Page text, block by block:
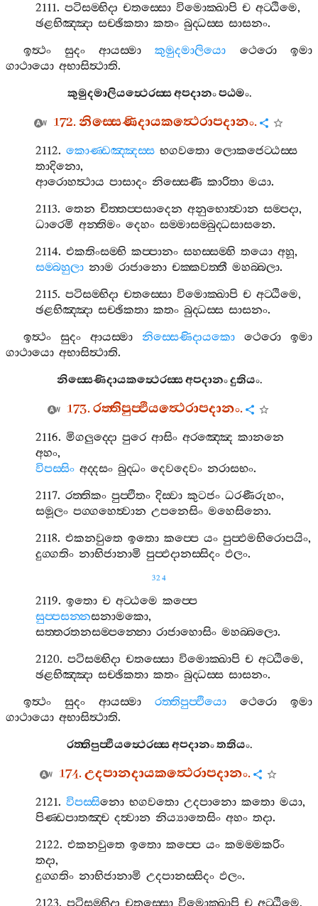
2111.පටිසම‍්භිදා චතස‍්සො විමොක‍්ඛාපි ච අට‍්ඨිමෙ,
ඡළභිඤ‍්ඤා සච‍්ඡිකතා කතං බුද‍්ධස‍්ස සාසනං.
ඉත්‍ථං
සුදං ආයස‍්මා කුමුදමාලියො ථෙරො
ඉමා
ගාථායො අභාසිත්‍ථාති.
කුමුදමාලියත්‍ථෙරස‍්සඅපදානංපඨමං.
172.නිස‍්සෙණිදායකත්‍ථෙරාපදානං.
2112.කොණ‍්ඩඤ‍්ඤස‍්ස භගවතො ලොකජෙට‍්ඨස‍්ස
තාදිනො,
ආරොහත්‍ථාය පාසාදං නිස‍්සෙණී කාරිතා මයා.
2113.තෙන චිත‍්තප‍්පසාදෙන අනුභොත්‍වාන සම‍්පදා,
ධාරෙමි අන‍්තිමං දෙහං සම‍්මාසම‍්බුද‍්ධසාසනෙ.
2114.එකතිංසම‍්භි කප‍්පානං සහස‍්සම‍්හි තයො අහූ,
සම‍්බහුලා නාම රාජානො චක‍්කවත‍්තී මහබ‍්බලා.
2115.පටිසම‍්භිදා චතස‍්සො විමොක‍්ඛාපි ච අට‍්ඨිමෙ,
ඡළභිඤ‍්ඤා සච‍්ඡිකතා කතං බුද‍්ධස‍්ස සාසනං.
ඉත්‍ථං
සුදං ආයස‍්මා නිස‍්සෙණිදායකො ථෙරො
ඉමා
ගාථායො අභාසිත්‍ථාති.
නිස‍්සෙණිදායකත්‍ථෙරස‍්සඅපදානංදුතියං.
173.රත‍්තිපුප‍්ඵියත්‍ථෙරාපදානං.
2116.මිගලුද‍්දො පුරෙ ආසිං අරඤ‍්ඤෙ කානනෙ
අහං,
විපස‍්සිං අද‍්දසං බුද‍්ධං දෙවදෙවං නරාසභං.
2117.රත‍්තිකං පුප‍්ඵිතං දිස‍්වා කුටජං ධරණීරුහං,
සමූලං පග‍්ගහෙත්‍වාන උපනෙසිං මහෙසිනො.
2118.එකනවුතෙ ඉතො කප‍්පෙ යං පුප‍්ඵමභිරොපයිං,
දුග‍්ගතිං නාභිජානාමි පුප‍්ඵදානස‍්සිදං ඵලං.
324
2119.ඉතො ච අට‍්ඨමෙ කප‍්පෙ
සුප‍්පසන‍්නසනාමකො,
සත‍්තරතනසම‍්පන‍්නො රාජාහොසිං මහබ‍්බලො.
2120.පටිසම‍්භිදා චතස‍්සො විමොක‍්ඛාපි ච අට‍්ඨිමෙ,
ඡළභිඤ‍්ඤා සච‍්ඡිකතා කතං බුද‍්ධස‍්ස සාසනං.
ඉත්‍ථං
සුදං ආයස‍්මා රත‍්තිපුප‍්ඵියො ථෙරො
ඉමා
ගාථායො අභාසිත්‍ථාති.
රත‍්තිපුප‍්ඵියත්‍ථෙරස‍්සඅපදානංතතියං.
174.උදපානදායකත්‍ථෙරාපදානං.
2121.විපස‍්සිනො භගවතො උදපානො කතො මයා,
පිණ‍්ඩපාතඤ‍්ච දත්‍වාන නිය්‍යාතෙසිං අහං තදා.
2122.එකනවුතෙ ඉතො කප‍්පෙ යං කමම‍්මකරිං
තදා,
දුග‍්ගතිං නාභිජානාමි උදපානස‍්සිදං ඵලං.